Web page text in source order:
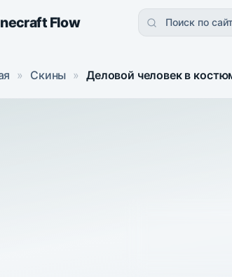
Flow Поиск по
» Скины » Деловой человек в